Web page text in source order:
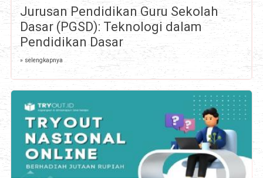
Jurusan Pendidikan Guru Sekolah
Dasar (PGSD): Teknologi dalam
Pendidikan Dasar
» selengkapnya